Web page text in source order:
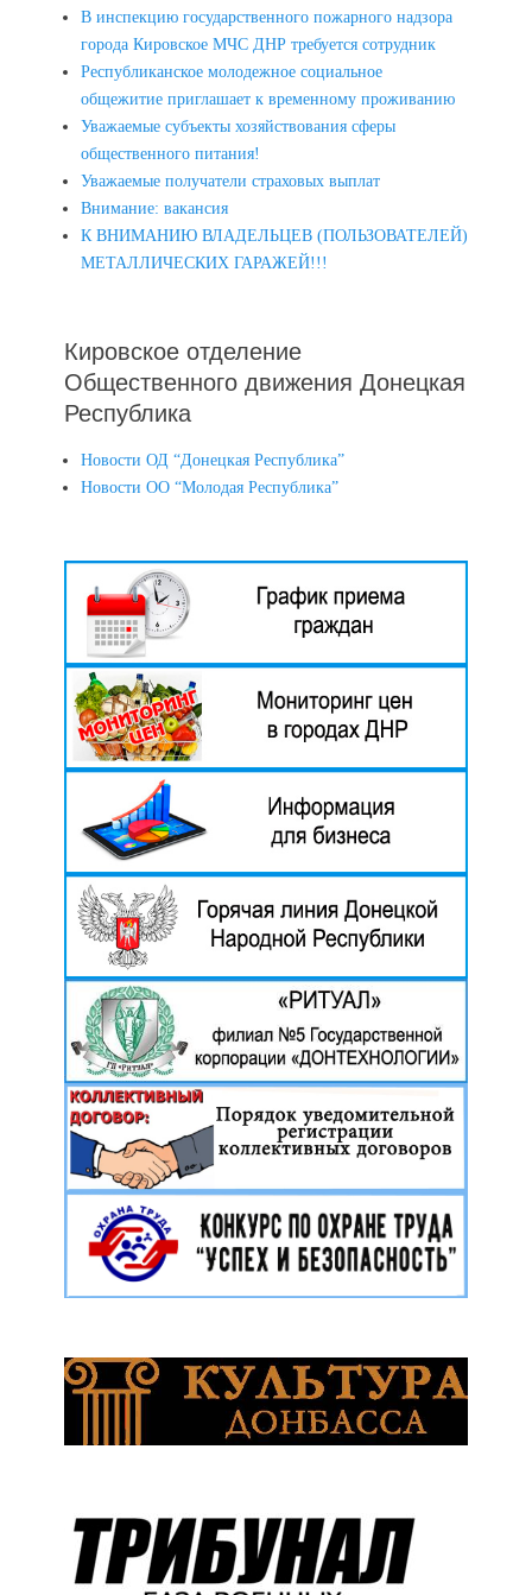
В инспекцию государственного пожарного надзора
города Кировское МЧС ДНР требуется сотрудник
Республиканское молодежное социальное
общежитие приглашает к временному проживанию
Уважаемые субъекты хозяйствования сферы
общественного питания!
Уважаемые получатели страховых выплат
Внимание: вакансия
К ВНИМАНИЮ ВЛАДЕЛЬЦЕВ (ПОЛЬЗОВАТЕЛЕЙ)
МЕТАЛЛИЧЕСКИХ ГАРАЖЕЙ!!!
Кировское отделение
Общественного движения Донецкая
Республика
Новости ОД “Донецкая Республика”
Новости ОО “Молодая Республика”